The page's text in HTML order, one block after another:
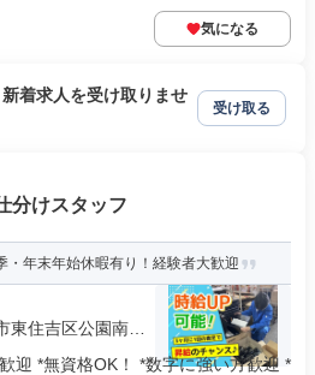
気になる
着求人を受け取りませ
受け取る
分けスタッフ
・年末年始休暇有り！経験者大歓迎
住吉区公園南矢
迎 *無資格OK！ *数字に強い方歓迎 *